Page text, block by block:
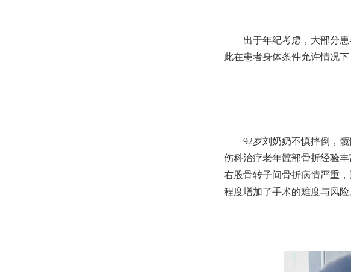
出于年纪考虑，大部分
此在患者身体条件允许情况下
92岁刘奶奶不慎摔倒，
伤科治疗老年髋部骨折经验
右股骨转子间骨折病情严重
程度增加了手术的难度与风险